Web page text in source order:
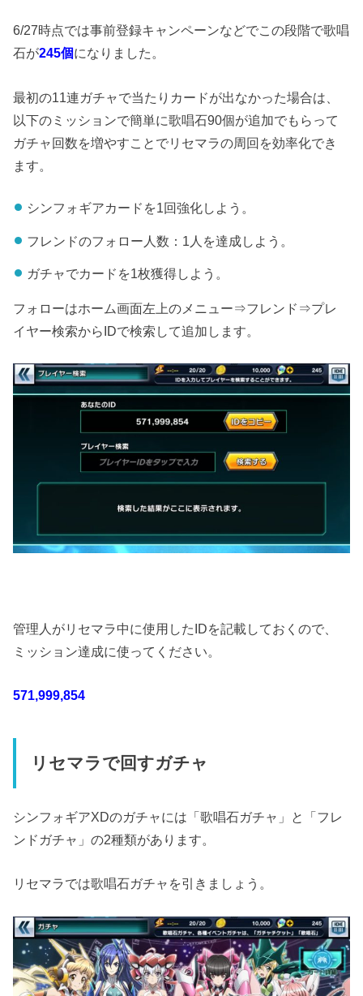
6/27時点では事前登録キャンペーンなどでこの段階で歌唱
石が245個になりました。
最初の11連ガチャで当たりカードが出なかった場合は、
以下のミッションで簡単に歌唱石90個が追加でもらって
ガチャ回数を増やすことでリセマラの周回を効率化でき
ます。
シンフォギアカードを1回強化しよう。
フレンドのフォロー人数：1人を達成しよう。
ガチャでカードを1枚獲得しよう。
フォローはホーム画面左上のメニュー⇒フレンド⇒プレ
イヤー検索からIDで検索して追加します。
管理人がリセマラ中に使用したIDを記載しておくので、
ミッション達成に使ってください。
571,999,854
リセマラで回すガチャ
シンフォギアXDのガチャには「歌唱石ガチャ」と「フレ
ンドガチャ」の2種類があります。
リセマラでは歌唱石ガチャを引きましょう。